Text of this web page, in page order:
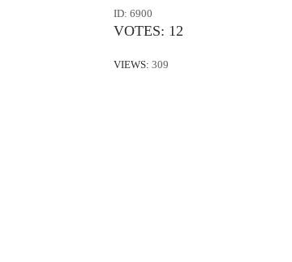
ID: 6900
VOTES: 12
VIEWS: 309